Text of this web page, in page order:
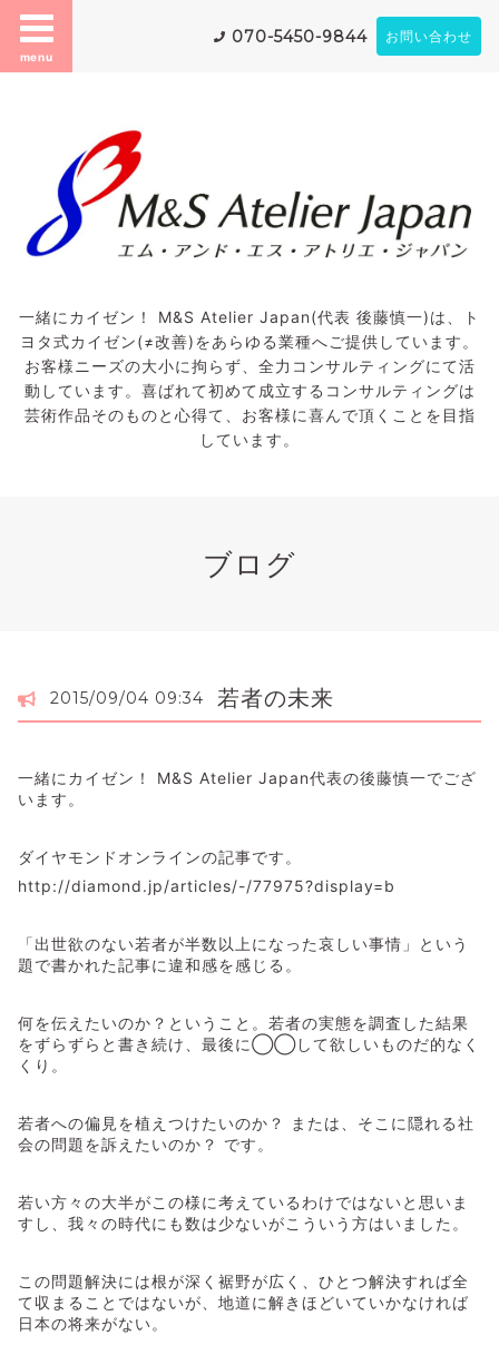
menu
070-5450-9844 お問い合わせ
一緒にカイゼン！ M&S Atelier Japan(代表 後藤慎一)は、ト
ヨタ式カイゼン(≠改善)をあらゆる業種へご提供しています。
お客様ニーズの大小に拘らず、全力コンサルティングにて活
動しています。喜ばれて初めて成立するコンサルティングは
芸術作品そのものと心得て、お客様に喜んで頂くことを目指
しています。
ブログ
2015/09/04 09:34 若者の未来
一緒にカイゼン！ M&S Atelier Japan代表の後藤慎一でござ
います。
ダイヤモンドオンラインの記事です。
http://diamond.jp/articles/-/77975?display=b
「出世欲のない若者が半数以上になった哀しい事情」という
題で書かれた記事に違和感を感じる。
何を伝えたいのか？ということ。若者の実態を調査した結果
をずらずらと書き続け、最後に◯◯して欲しいものだ的なく
くり。
若者への偏見を植えつけたいのか？ または、そこに隠れる社
会の問題を訴えたいのか？ です。
若い方々の大半がこの様に考えているわけではないと思いま
すし、我々の時代にも数は少ないがこういう方はいました。
この問題解決には根が深く裾野が広く、ひとつ解決すれば全
て収まることではないが、地道に解きほどいていかなければ
日本の将来がない。